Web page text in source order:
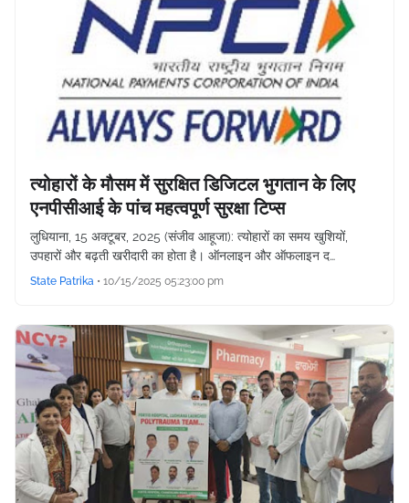
त्योहारों के मौसम में सुरक्षित डिजिटल भुगतान के लिए
एनपीसीआई के पांच महत्वपूर्ण सुरक्षा टिप्स
लुधियाना, 15 अक्टूबर, 2025 (संजीव आहूजा): त्योहारों का समय खुशियों,
उपहारों और बढ़ती खरीदारी का होता है। ऑनलाइन और ऑफलाइन द…
State Patrika • 10/15/2025 05:23:00 pm